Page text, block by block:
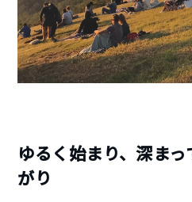
ゆるく始まり、深ま
がり